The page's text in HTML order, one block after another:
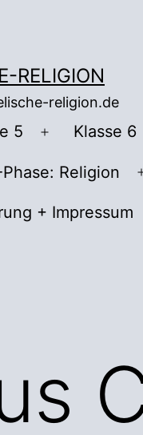
RELIGION
religion.de
5
Menü
öffnen
Klasse 6
Phase: Religion
+ Impressum